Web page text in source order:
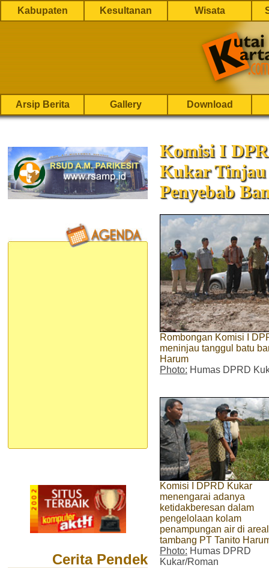
Kabupaten Kesultanan Wisata
Arsip Berita Gallery Download
Cerita Pendek
Komisi I
Kukar Tinjau
Penyebab
Rombongan Komisi I
meninjau tanggul batu
Harum
Photo: Humas DPRD
Komisi I DPRD Kukar
menengarai adanya
ketidakberesan dalam
pengelolaan kolam
penampungan air di areal
tambang PT Tanito
Photo: Humas DPRD
Kukar/Roman